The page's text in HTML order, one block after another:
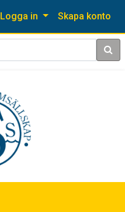
Logga in Skapa konto
Sök